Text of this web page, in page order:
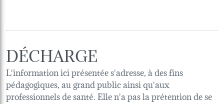
DÉCHARGE
L'information ici présentée s'adresse, à des fins
pédagogiques, au grand public ainsi qu'aux
professionnels de santé. Elle n'a pas la prétention de se